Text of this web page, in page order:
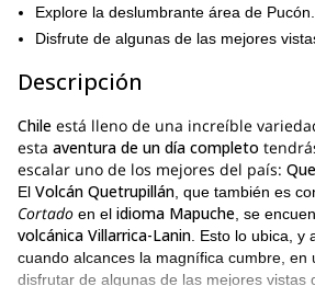
Explore la deslumbrante área de Pucón.
Disfrute de algunas de las mejores
Descripción
Chile está lleno de una increíble
esta aventura de un día completo
escalar uno de los mejores del país:
El Volcán Quetrupillán , que también es
Cortado en el idioma Mapuche , se
volcánica Villarrica-Lanin . Esto lo ubica,
cuando alcances la magnífica cumbre, en
disfrutar de algunas de las mejores vistas